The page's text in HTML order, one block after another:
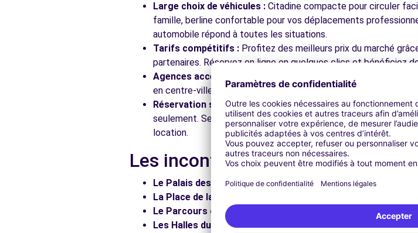
Free2move Rent - JCL MOTORS - DIJON (O)
Free2Move Rent - GARAGE HERNANDEZ AUTOMOBILES - CHENOVE (C)
Large choix de véhicules : Citadine compacte pour circuler
famille, berline confortable pour vos déplacements
automobile répond à toutes les situations.
Tarifs compétitifs : Profitez des meilleurs prix du marché
partenaires. Réservez en ligne en quelques clics et bénéficiez
Agences accessibles :
Récupérez votre véhicule dans l'une
en centre-ville, en gare ou près des aéroports pour faciliter le
Réservation simplifiée :Notre plateforme intuitive vous
seulement. Service client disponible pour répondre à toutes
location.
Les incontournables à découvrir
Le Palais des Ducs :Visitez ce palais médiéval et
La Place de la Libération :
Le Parcours de la Chouette :
Suivez les clous en bronze pour
Les Halles du Marché :Dégustez les spécialités